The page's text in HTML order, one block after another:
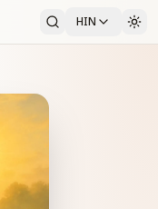
HIN